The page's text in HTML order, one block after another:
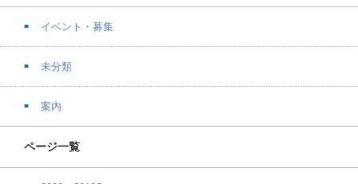
イベント・募集
未分類
案内
ページ一覧